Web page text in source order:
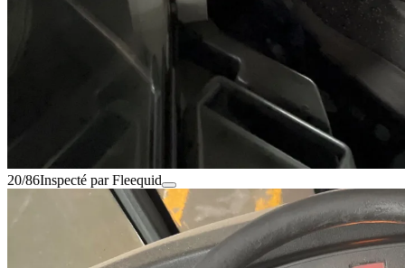
20/86Inspecté par Fleequid